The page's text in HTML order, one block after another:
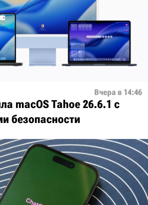
Вчера в 14:46
macOS Tahoe 26.6.1 с
безопасности